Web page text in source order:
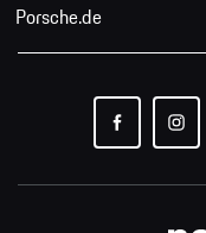
Porsche.de